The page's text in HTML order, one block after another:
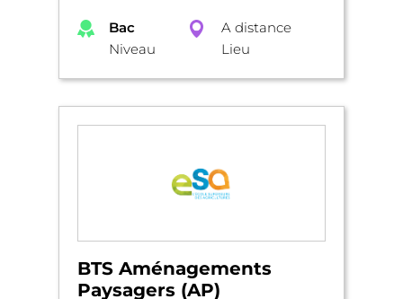
Bac
Niveau
A distance
Lieu
BTS Aménagements
Paysagers (AP)